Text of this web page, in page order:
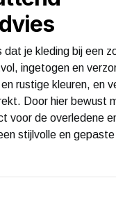
dat je kleding bij een
ingetogen en
rustige kleuren, en
Door hier bewust
voor de overledene
stijlvolle en gepaste